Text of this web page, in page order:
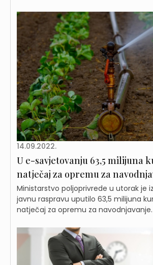
14.09.2022.
U e-savjetovanju 63,5 milijuna
natječaj za opremu za
Ministarstvo poljoprivrede u utorak je
javnu raspravu uputilo 63,5 milijuna
natječaj za opremu za navodnjavanje.